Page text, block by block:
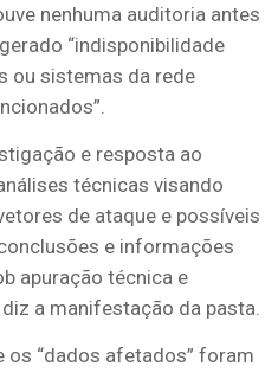
nenhuma auditoria antes
“indisponibilidade
ou sistemas da rede
e resposta ao
técnicas visando
de ataque e possíveis
e informações
apuração técnica e
a manifestação da pasta.
os “dados afetados” foram